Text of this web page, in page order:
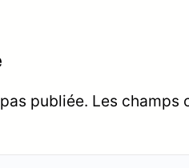
publiée. Les champs